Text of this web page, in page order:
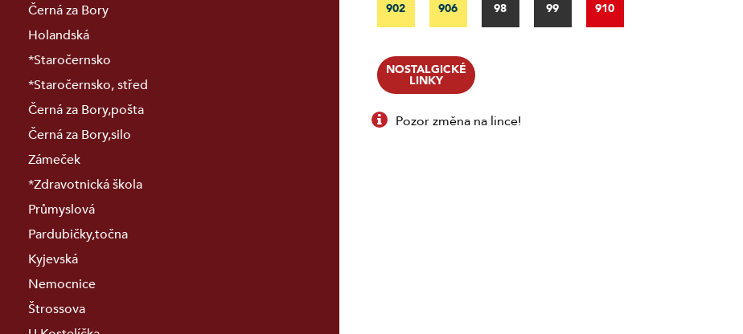
Černá za Bory
Holandská
*Staročernsko
*Staročernsko, střed
Černá za Bory,pošta
Černá za Bory,silo
Zámeček
*Zdravotnická škola
Průmyslová
Pardubičky,točna
Kyjevská
Nemocnice
Štrossova
902 906 98 99 910
NOSTALGICKÉ
LINKY
Pozor změna na lince!